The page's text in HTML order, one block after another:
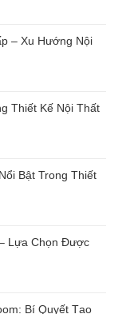
– Xu Hướng Nội
Thiết Kế Nội Thất
Bật Trong Thiết
Lựa Chọn Được
Bí Quyết Tạo